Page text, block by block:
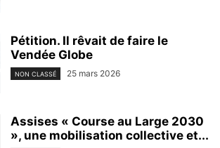
Pétition. Il rêvait de faire le
Vendée Globe
NON CLASSÉ 25 mars 2026
Assises « Course au Large 2030
», une mobilisation collective et...